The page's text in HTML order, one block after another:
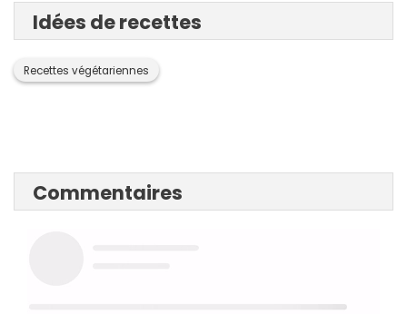
Idées de recettes
Recettes végétariennes
Commentaires